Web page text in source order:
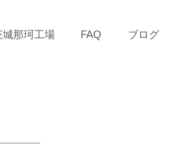
城那珂工場 FAQ ブログ